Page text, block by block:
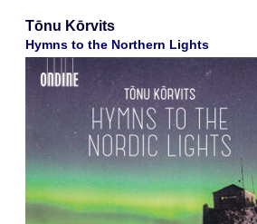
Tōnu Kōrvits
Hymns to the Northern Lights